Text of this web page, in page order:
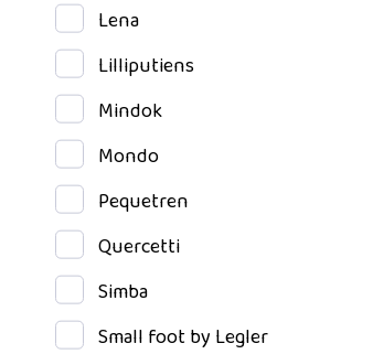
Lena
Lilliputiens
Mindok
Mondo
Pequetren
Quercetti
Simba
Small foot by Legler